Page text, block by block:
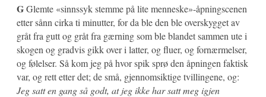
GGlemte «sinnssyk stemme på lite menneske»-åpningscenen
etter sånn cirka ti minutter, for da ble den ble overskygget av
gråt fra gutt og gråt fra gærning som ble blandet sammen ute i
skogen og gradvis gikk over i latter, og fluer, og fornærmelser,
og følelser. Så kom jeg på hvor spik sprø den åpningen faktisk
var, og rett etter det; de små, gjennomsiktige tvillingene, og:
Jeg satt en gang så godt, at jeg ikke har satt meg igjen